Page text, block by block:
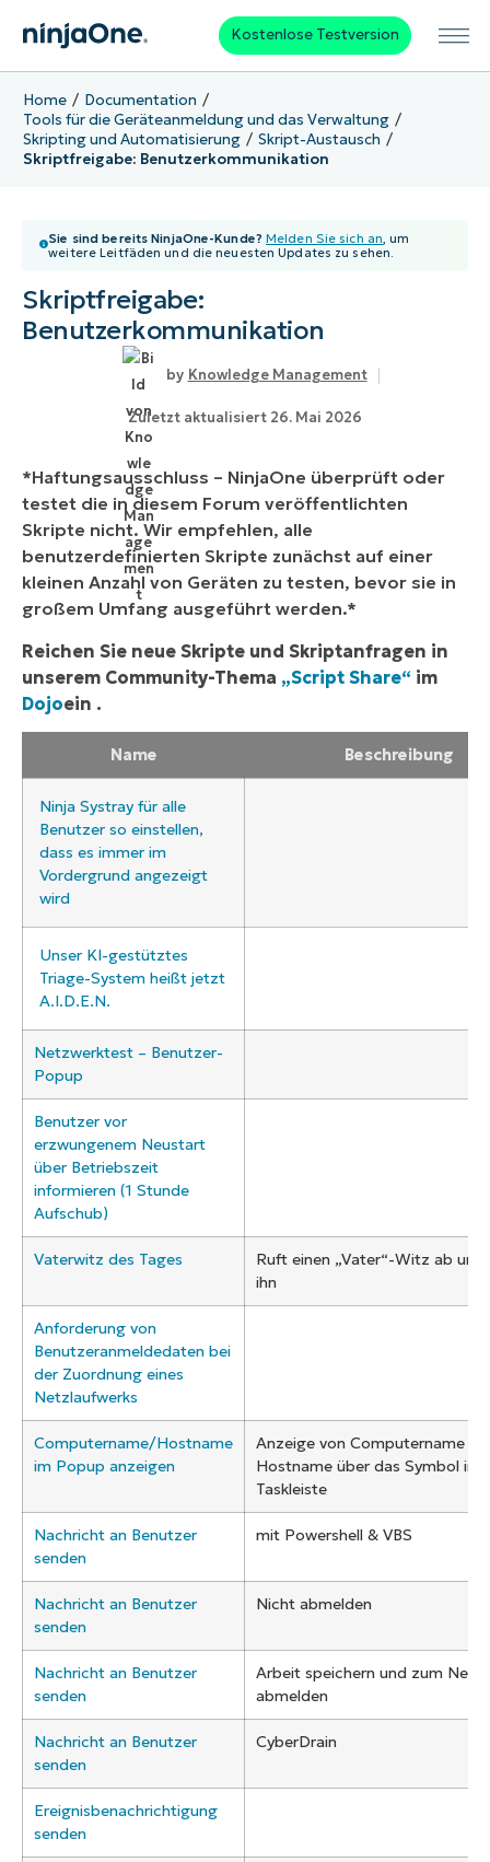
Kostenlose Testversion
Home
Documentation
Tools für die Geräteanmeldung und das Verwaltung
Skripting und Automatisierung
Skript-Austausch
Skriptfreigabe: Benutzerkommunikation
Sie sind bereits NinjaOne-Kunde? Melden Sie sich an, um
weitere Leitfäden und die neuesten Updates zu sehen.
Skriptfreigabe:
Benutzerkommunikation
Knowledge Management
Zuletzt aktualisiert 26. Mai 2026
*Haftungsausschluss – NinjaOne überprüft oder
testet die in diesem Forum veröffentlichten
Skripte nicht. Wir empfehlen, alle
benutzerdefinierten Skripte zunächst auf einer
kleinen Anzahl von Geräten zu testen, bevor sie in
großem Umfang ausgeführt werden.*
Reichen Sie neue Skripte und Skriptanfragen in
unserem Community-Thema „Script Share“ im
Dojoein .
Name Beschreibung
Ninja Systray für alle
Benutzer so einstellen,
dass es immer im
Vordergrund angezeigt
wird
Unser KI-gestütztes
Triage-System heißt jetzt
A.I.D.E.N.
Netzwerktest – Benutzer-
Popup
Benutzer vor
erzwungenem Neustart
über Betriebszeit
informieren (1 Stunde
Aufschub)
Vaterwitz des Tages
Ruft einen „Vater“-Witz ab
ihn
Anforderung von
Benutzeranmeldedaten bei
der Zuordnung eines
Netzlaufwerks
Computername/Hostname
im Popup anzeigen
Anzeige von Computername
Hostname über das Symbol in
Taskleiste
Nachricht an Benutzer
senden
mit Powershell & VBS
Nachricht an Benutzer
senden
Nicht abmelden
Nachricht an Benutzer
senden
Arbeit speichern und zum
abmelden
Nachricht an Benutzer
senden
CyberDrain
Ereignisbenachrichtigung
senden